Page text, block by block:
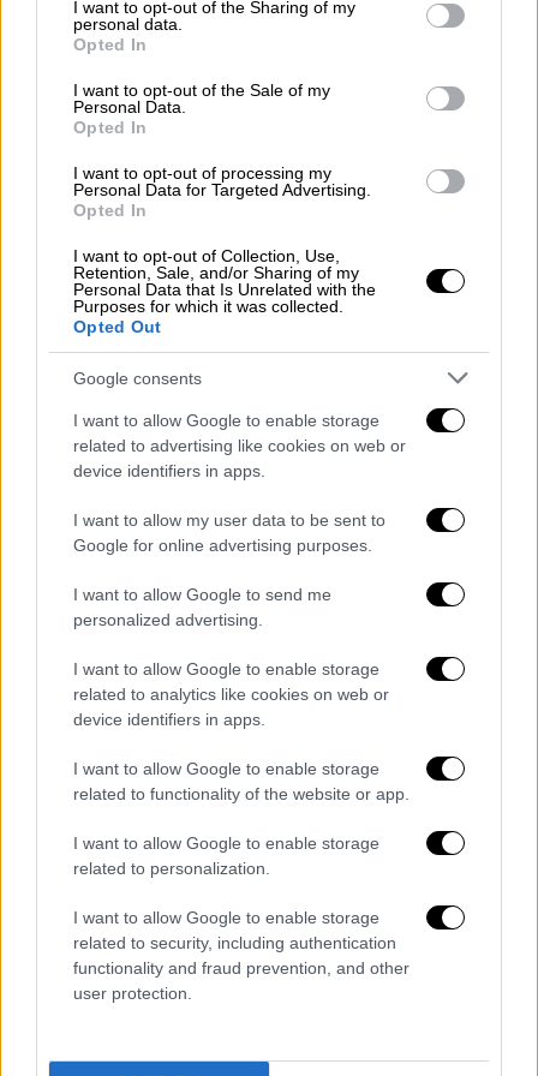
not limited to your visit or usage behaviour. You may click to
grant or deny consent to Google and its third-party tags to
use your data for below specified purposes in below Google
consent section.
I want to opt-out of the Sharing of my
personal data.
Opted In
I want to opt-out of the Sale of my
Personal Data.
Opted In
I want to opt-out of processing my
Personal Data for Targeted Advertising.
Opted In
I want to opt-out of Collection, Use,
Retention, Sale, and/or Sharing of my
Personal Data that Is Unrelated with the
Purposes for which it was collected.
Opted Out
Google consents
I want to allow Google to enable storage
related to advertising like cookies on web or
device identifiers in apps.
I want to allow my user data to be sent to
Google for online advertising purposes.
I want to allow Google to send me
personalized advertising.
I want to allow Google to enable storage
related to analytics like cookies on web or
device identifiers in apps.
I want to allow Google to enable storage
related to functionality of the website or app.
I want to allow Google to enable storage
related to personalization.
I want to allow Google to enable storage
related to security, including authentication
functionality and fraud prevention, and other
user protection.
Από την πλευρά της κυβέρνησης, ο
κυβερνητικός εκπρόσωπος
Μαρινάκης
ΣΤΑΣΥ, επικαλούμενος και οικονομικές
παραμέτρους, υποστηρίζοντας ότι η δωρεάν
κόστος για τον οργανισμό. Όπως ανέφερε,
προτιμάται η εμπορική αξιοποίηση των
διαφημιστικών επιφανειών
ενισχύονται τα έσοδα των αστικών
συγκοινωνιών.
Πηγές με γνώση της υπόθεσης σημειώνουν
στο «ethnos.gr», ότιτο αίτημα για προβολή
της καμπάνιας αφορούσε διάστημα περίπου
δύο εβδομάδων, ωστόσο μεγάλο μέρος των
σταθμούς του Μετρό ήταν ήδη δεσμευμένο
από άλλες καμπάνιες. Ερωτηθείσες για το
γεγονός ότι το φως της δημοσιότητας είδαν
φωτογραφίες άδειων διαφημιστικών
πλαισίων την ώρα που η εταιρεία
ισχυρίζεται ότι δεν υπήρχε διαθεσιμότητα,
οι ίδιες πηγές ανέφεραν ότι στο διάστημα
προκειμένου να ξεκινήσει άλλη καμπάνια.
Αναφορικά με το εάν η προβολή θα γινόταν
δωρεάν, σημείωσαν ότι το αρχικό αίτημα
αφορούσε δωρεάν προβολή, αλλά στη
συνέχεια υπήρξε αίτημα και επί πληρωμή
Σύνταγμα, αλλά δεν υπήρχε χώρος. Ως προς